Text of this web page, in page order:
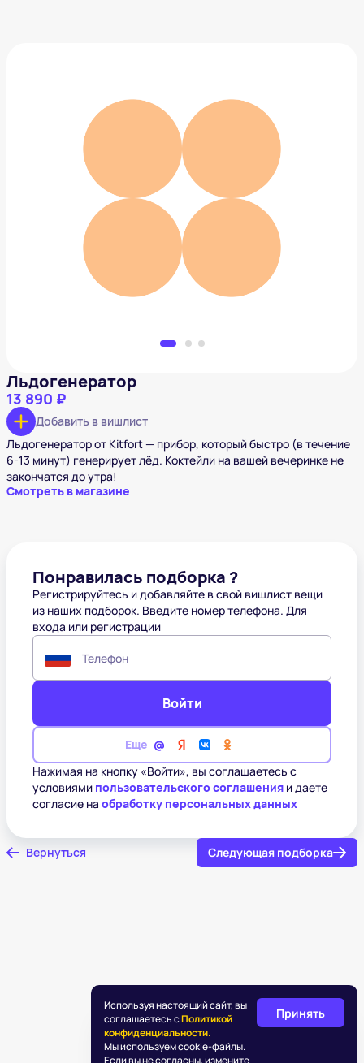
Льдогенератор
13 890 ₽
Добавить в вишлист
Льдогенератор
13 890 ₽
Добавить в вишлист
Льдогенератор от Kitfort — прибор, который быстро (в течение
6-13 минут) генерирует лёд. Коктейли на вашей вечеринке не
закончатся до утра!
Смотреть в магазине
Понравилась подборка ?
Регистрируйтесь и добавляйте в свой вишлист вещи
из наших подборок. Введите номер телефона. Для
входа или регистрации
Телефон
Войти
Еще
Нажимая на кнопку «Войти», вы соглашаетесь с
условиями пользовательского соглашения и даете
согласие на обработку персональных данных
Вернуться Следующая подборка
Используя настоящий сайт, вы
соглашаетесь сПолитикой
конфиденциальности.
Мы используем cookie-файлы.
Если вы не согласны, измените
Принять